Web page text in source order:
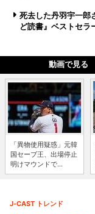
死去した丹羽宇一
ど読書』ベストセラ
動画で見る
「異物使用疑惑」元韓
国セーブ王、出場停止
明けマウンドで...
J-CAST トレンド